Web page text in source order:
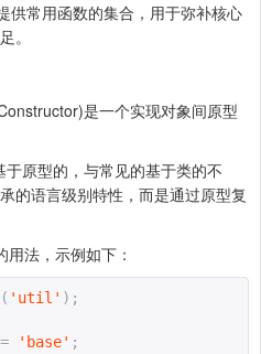
供常用函数的集合，用于弥补核心
。
是一个实现对象间原型
原型的，与常见的基于类的不
的语言级别特性，而是通过原型复
法，示例如下：
( 'util' );
= 'base' ;